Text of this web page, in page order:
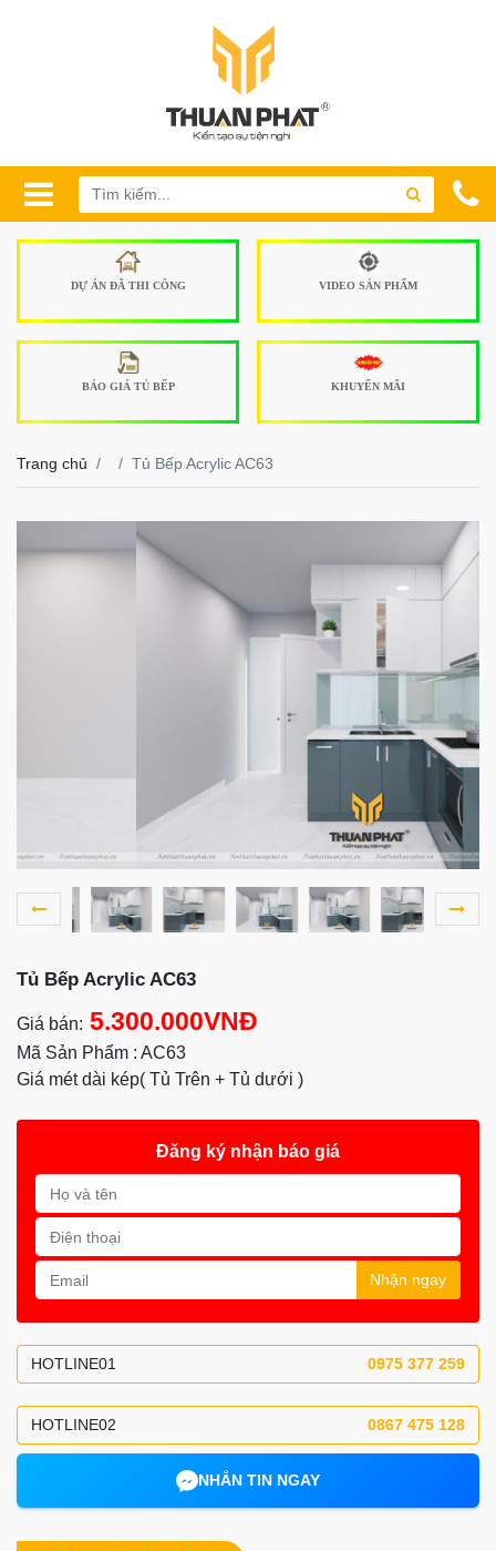
DỰ ÁN ĐÃ THI CÔNG VIDEO SẢN PHẨM
BÁO GIÁ TỦ BẾP KHUYẾN MÃI
Trang chủ Tủ Bếp Acrylic AC63
Tủ Bếp Acrylic AC63
Giá bán: 5.300.000VNĐ
Mã Sản Phẩm : AC63
Giá mét dài kép( Tủ Trên + Tủ dưới )
Đăng ký nhận báo giá
Nhận ngay
HOTLINE01 0975 377 259
HOTLINE02 0867 475 128
NHẮN TIN NGAY